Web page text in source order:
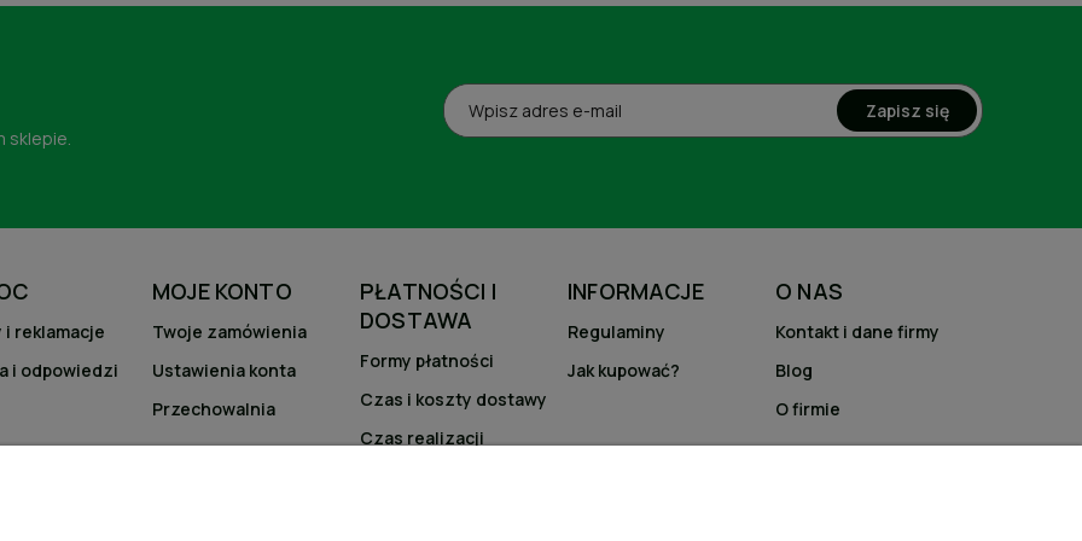
sklepie.
Zapisz się
i reklamacje
i odpowiedzi
MOJE KONTO
Twoje zamówienia
Ustawienia konta
Przechowalnia
PŁATNOŚCI I
DOSTAWA
Formy płatności
Czas i koszty dostawy
Czas realizacji
INFORMACJE
Regulaminy
Jak kupować?
O NAS
Kontakt i dane firmy
Blog
O firmie